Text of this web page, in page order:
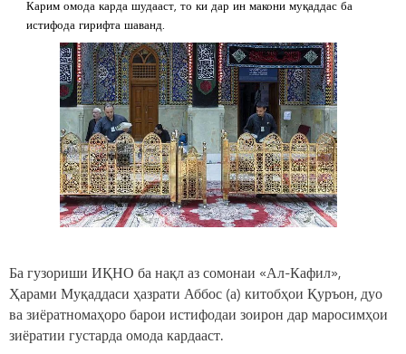
Карим омода карда шудааст, то ки дар ин макони муқаддас ба
истифода гирифта шаванд.
Ба гузориши ИҚНО ба нақл аз сомонаи «Ал-Кафил»,
Ҳарами Муқаддаси ҳазрати Аббос (а) китобҳои Қуръон, дуо
ва зиёратномаҳоро барои истифодаи зоирон дар маросимҳои
зиёратии густарда омода кардааст.